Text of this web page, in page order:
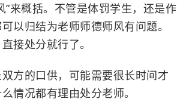
来概括。不管是体罚学生，还是作
以归结为老师师德师风有问题。
接处分就行了。
方的口供，可能需要很长时间才
情况都有理由处分老师。